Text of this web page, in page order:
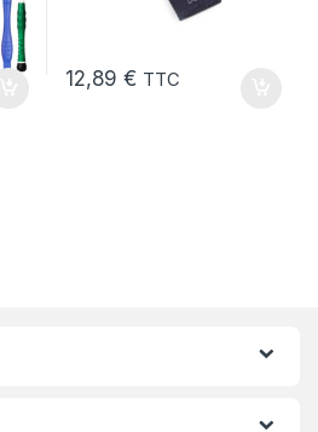
12,89€ TTC